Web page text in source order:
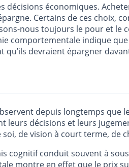
décisions économiques.
Certains de ces choix,
nous toujours le pour et
comportementale indique
qu’ils devraient épargner
depuis longtemps
leurs décisions et leurs
de vision à court terme, de
cognitif conduit souvent à
montre en effet que le prix